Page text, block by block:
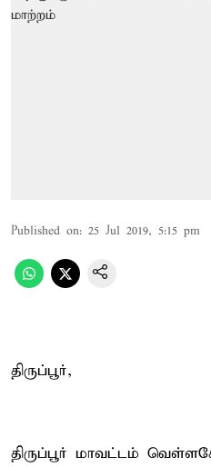
Published on: 25 Jul 2019, 5:15 pm
திருப்பூர்,
திருப்பூர் மாவட்டம்